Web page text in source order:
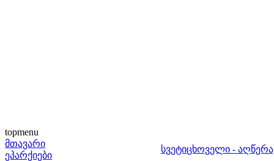
topmenu
მთავარი
ეპარქიები
სვეტიცხოველი -